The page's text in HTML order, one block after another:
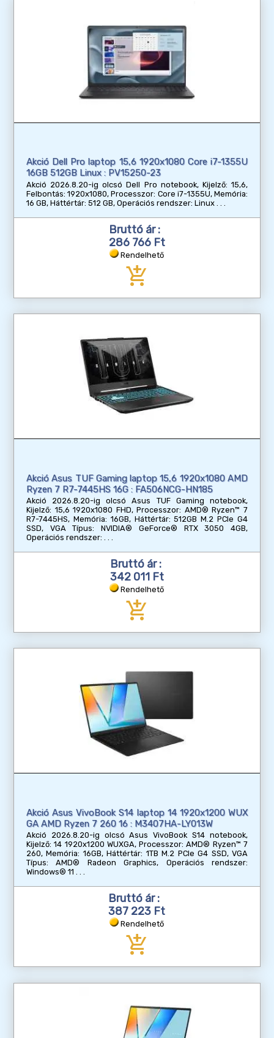
Akció Dell Pro laptop 15,6 1920x1080 Core i7-1355U
16GB 512GB Linux : PV15250-23
Akció 2026.8.20-ig olcsó Dell Pro notebook, Kijelző: 15,6,
Felbontás: 1920x1080, Processzor: Core i7-1355U, Memória:
16 GB, Háttértár: 512 GB, Operációs rendszer: Linux
Bruttó ár :
286 766 Ft
Rendelhető
add_shopping_cart
Akció Asus TUF Gaming laptop 15,6 1920x1080 AMD
Ryzen 7 R7-7445HS 16G : FA506NCG-HN185
Akció 2026.8.20-ig olcsó Asus TUF Gaming notebook,
Kijelző: 15,6 1920x1080 FHD, Processzor: AMD® Ryzen™ 7
R7-7445HS, Memória: 16GB, Háttértár: 512GB M.2 PCIe G4
SSD, VGA Típus: NVIDIA® GeForce® RTX 3050 4GB,
Operációs rendszer:
Bruttó ár :
342 011 Ft
Rendelhető
add_shopping_cart
Akció Asus VivoBook S14 laptop 14 1920x1200 WUX
GA AMD Ryzen 7 260 16 : M3407HA-LY013W
Akció 2026.8.20-ig olcsó Asus VivoBook S14 notebook,
Kijelző: 14 1920x1200 WUXGA, Processzor: AMD® Ryzen™ 7
260, Memória: 16GB, Háttértár: 1TB M.2 PCIe G4 SSD, VGA
Típus: AMD® Radeon Graphics, Operációs rendszer:
Windows® 11
Bruttó ár :
387 223 Ft
Rendelhető
add_shopping_cart